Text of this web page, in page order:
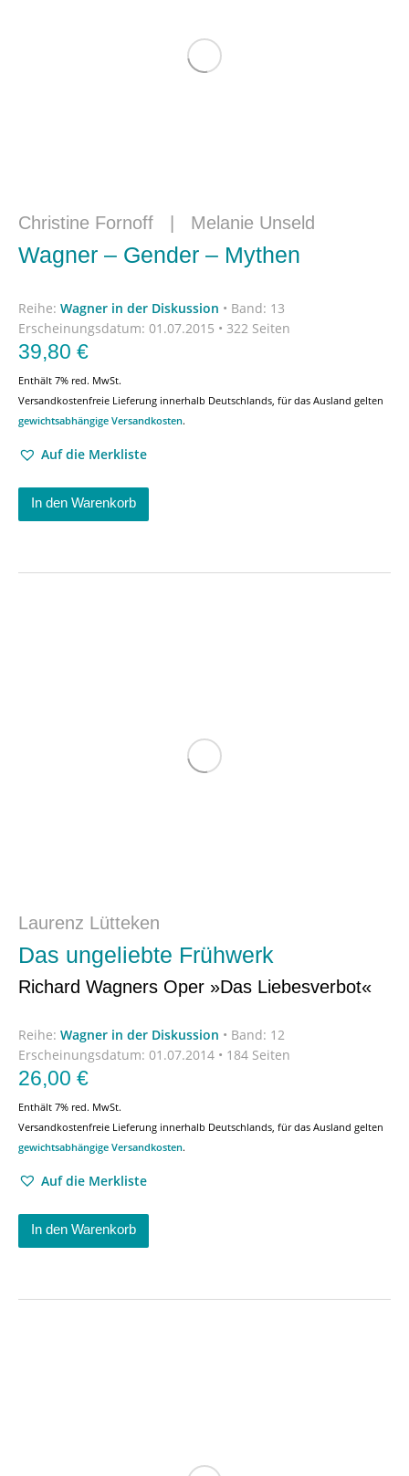
Christine Fornoff | Melanie Unseld
Wagner – Gender – Mythen
Reihe: Wagner in der Diskussion • Band: 13
Erscheinungsdatum: 01.07.2015 • 322 Seiten
39,80 €
Enthält 7% red. MwSt.
Versandkostenfreie Lieferung innerhalb Deutschlands, für das Ausland gelten
gewichtsabhängige Versandkosten.
Auf die Merkliste
In den Warenkorb
Laurenz Lütteken
Das ungeliebte Frühwerk
Richard Wagners Oper »Das Liebesverbot«
Reihe: Wagner in der Diskussion • Band: 12
Erscheinungsdatum: 01.07.2014 • 184 Seiten
26,00 €
Enthält 7% red. MwSt.
Versandkostenfreie Lieferung innerhalb Deutschlands, für das Ausland gelten
gewichtsabhängige Versandkosten.
Auf die Merkliste
In den Warenkorb